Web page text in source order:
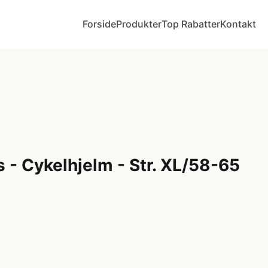
ForsideProdukterTop RabatterKontakt
- Cykelhjelm - Str. XL/58-65